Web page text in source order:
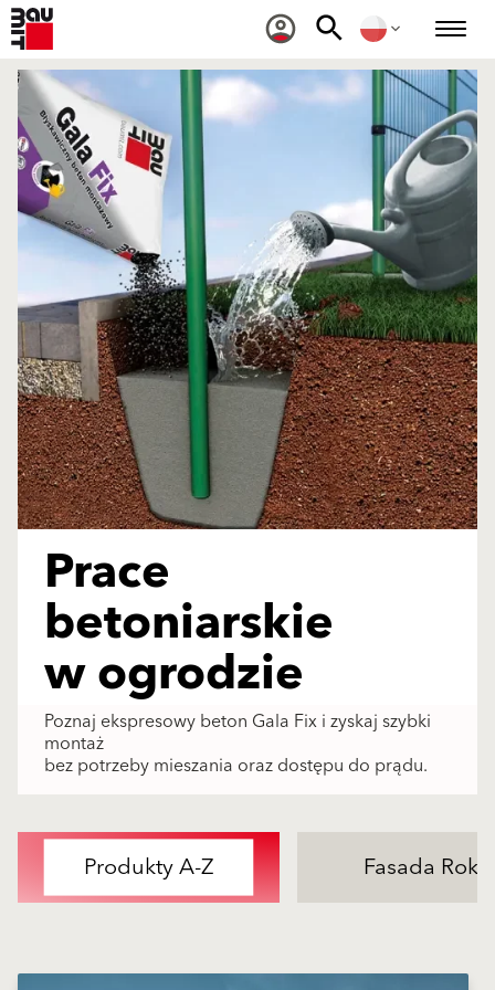
Prace
betoniarskie
w ogrodzie
Poznaj ekspresowy beton Gala Fix i zyskaj szybki
montaż
bez potrzeby mieszania oraz dostępu do prądu.
Produkty A-Z Fasada Roku